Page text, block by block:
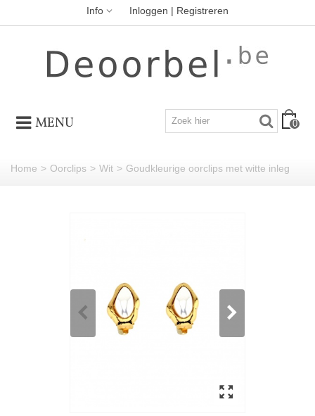
Info Inloggen | Registreren
MENU 0
Home > Oorclips > Wit > Goudkleurige oorclips met witte inleg